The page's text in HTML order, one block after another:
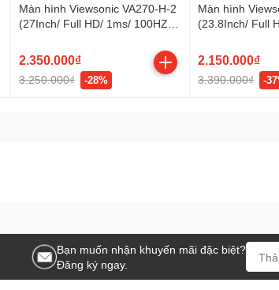
Màn hình Viewsonic VA270-H-2
(27Inch/ Full HD/ 1ms/ 100HZ/
2.350.000₫
3.250.000₫ -28%
Màn hình
(23.8Inch/ Full
2.150.000₫
3.390.000₫ -
Bạn muốn nhận khuyến mãi đặc biệt?
Đăng ký ngay.